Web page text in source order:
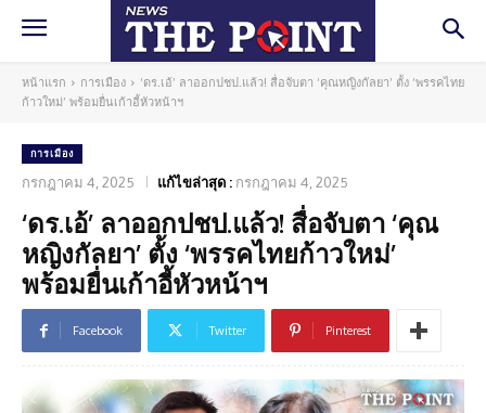
หน้าแรก การเมือง
‘ดร.เอ้’ ลาออกปชป.แล้ว! สื่อจับตา ‘คุณหญิงกัลยา’ ตั้ง ‘พรรคไทย
ก้าวใหม่’ พร้อมยื่นเก้าอี้หัวหน้าฯ
การเมือง
กรกฎาคม 4, 2025 แก้ไขล่าสุด : กรกฎาคม 4, 2025
‘ดร.เอ้’ ลาออกปชป.แล้ว! สื่อจับตา ‘คุณ
หญิงกัลยา’ ตั้ง ‘พรรคไทยก้าวใหม่’
พร้อมยื่นเก้าอี้หัวหน้าฯ
Facebook Twitter Pinterest